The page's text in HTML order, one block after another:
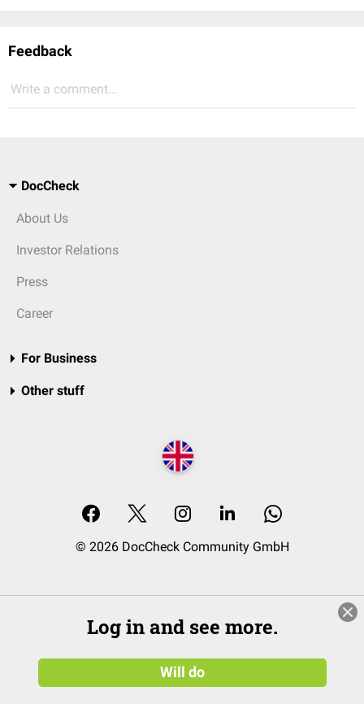
Feedback
Write a comment...
DocCheck
About Us
Investor Relations
Press
Career
For Business
Other stuff
© 2026 DocCheck Community GmbH
Log in and see more.
Will do